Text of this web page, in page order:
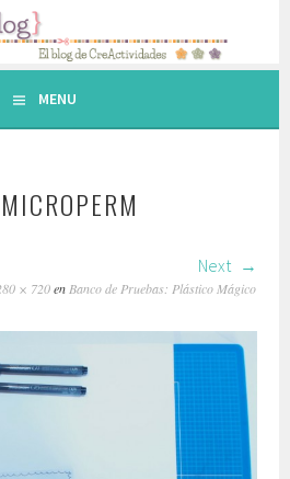
MENU
Next
× 720en Banco de Pruebas: Plástico Mágico